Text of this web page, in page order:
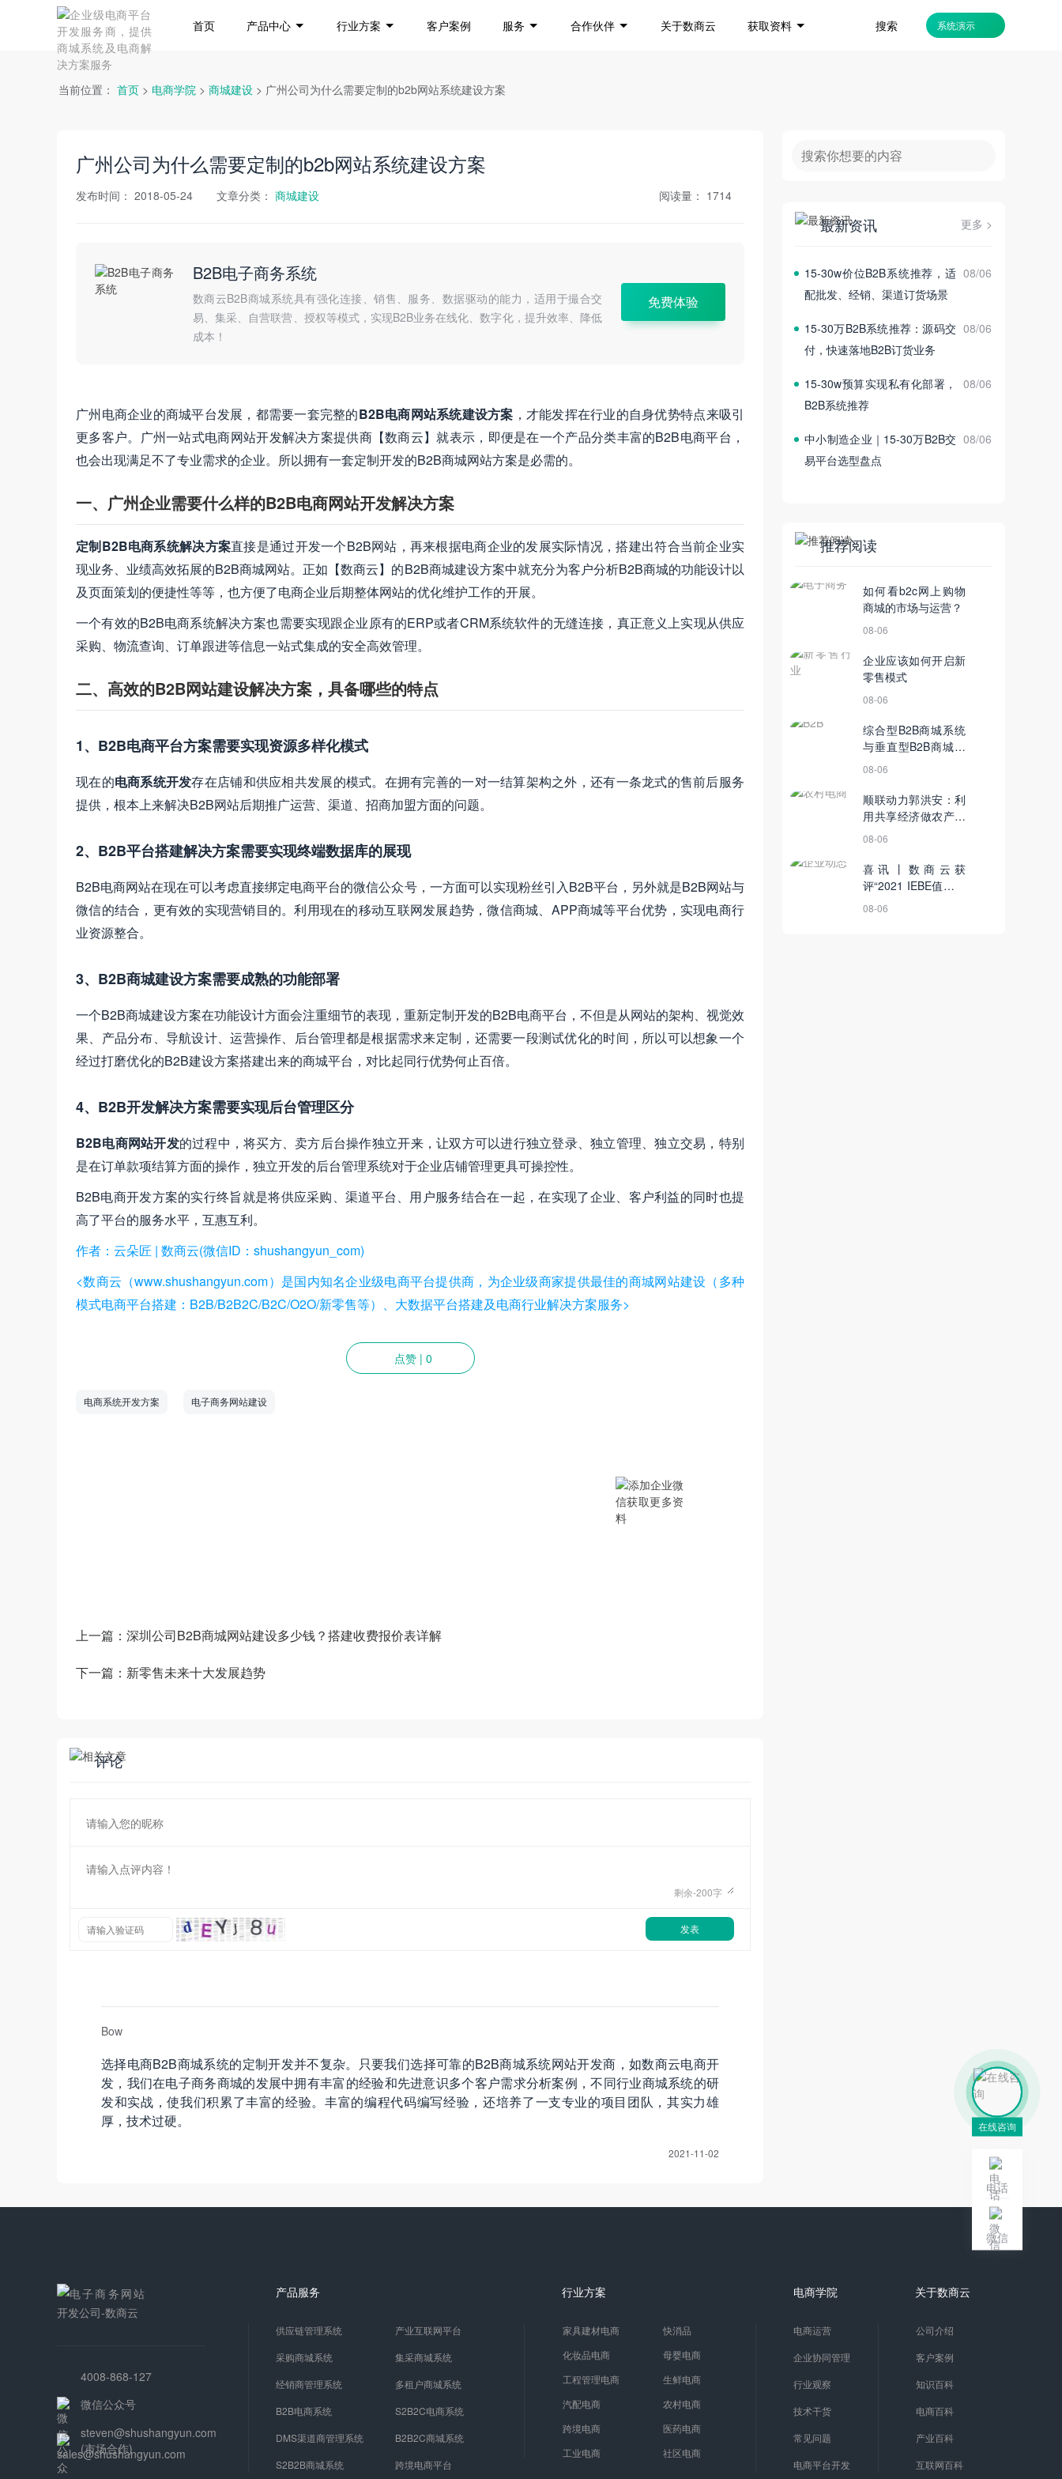
首页 产品中心 行业方案 客户案例 服务 合作伙伴 关于数商云 获取资料 搜索 系统演示
当前位置： 首页 > 电商学院 > 商城建设 > 广州公司为什么需要定制的b2b网站系统建设方案
广州公司为什么需要定制的b2b网站系统建设方案
发布时间： 2018-05-24 文章分类： 商城建设 阅读量： 1714
B2B电子商务系统
数商云B2B商城系统具有强化连接、销售、服务、数据驱动的能力，适用于撮合交
易、集采、自营联营、授权等模式，实现B2B业务在线化、数字化，提升效率、降低
成本！
免费体验
广州电商企业的商城平台发展，都需要一套完整的B2B电商网站系统建设方案 ，才能发挥在行业的自身优势特点来吸引
更多客户。广州一站式电商网站开发解决方案提供商【数商云】就表示，即便是在一个产品分类丰富的B2B电商平台，
也会出现满足不了专业需求的企业。所以拥有一套定制开发的B2B商城网站方案是必需的。
一、广州企业需要什么样的B2B电商网站开发解决方案
定制B2B电商系统解决方案直接是通过开发一个B2B网站，再来根据电商企业的发展实际情况，搭建出符合当前企业实
现业务、业绩高效拓展的B2B商城网站。正如【数商云】的B2B商城建设方案中就充分为客户分析B2B商城的功能设计以
及页面策划的便捷性等等，也方便了电商企业后期整体网站的优化维护工作的开展。
一个有效的B2B电商系统解决方案也需要实现跟企业原有的ERP或者CRM系统软件的无缝连接，真正意义上实现从供应
采购、物流查询、订单跟进等信息一站式集成的安全高效管理。
二、高效的B2B网站建设解决方案，具备哪些的特点
1、B2B电商平台方案需要实现资源多样化模式
现在的电商系统开发存在店铺和供应相共发展的模式。在拥有完善的一对一结算架构之外，还有一条龙式的售前后服务
提供，根本上来解决B2B网站后期推广运营、渠道、招商加盟方面的问题。
2、B2B平台搭建解决方案需要实现终端数据库的展现
B2B电商网站在现在可以考虑直接绑定电商平台的微信公众号，一方面可以实现粉丝引入B2B平台，另外就是B2B网站与
微信的结合，更有效的实现营销目的。利用现在的移动互联网发展趋势，微信商城、APP商城等平台优势，实现电商行
业资源整合。
3、B2B商城建设方案需要成熟的功能部署
一个B2B商城建设方案在功能设计方面会注重细节的表现，重新定制开发的B2B电商平台，不但是从网站的架构、视觉效
果、产品分布、导航设计、运营操作、后台管理都是根据需求来定制，还需要一段测试优化的时间，所以可以想象一个
经过打磨优化的B2B建设方案搭建出来的商城平台，对比起同行优势何止百倍。
4、B2B开发解决方案需要实现后台管理区分
B2B电商网站开发的过程中，将买方、卖方后台操作独立开来，让双方可以进行独立登录、独立管理、独立交易，特别
是在订单款项结算方面的操作，独立开发的后台管理系统对于企业店铺管理更具可操控性。
B2B电商开发方案的实行终旨就是将供应采购、渠道平台、用户服务结合在一起，在实现了企业、客户利益的同时也提
高了平台的服务水平，互惠互利。
作者：云朵匠 | 数商云(微信ID：shushangyun_com)
<数商云（www.shushangyun.com）是国内知名企业级电商平台提供商，为企业级商家提供最佳的商城网站建设（多种
模式电商平台搭建：B2B/B2B2C/B2C/O2O/新零售等）、大数据平台搭建及电商行业解决方案服务>
点赞 | 0
电商系统开发方案 电子商务网站建设
上一篇： 深圳公司B2B商城网站建设多少钱？搭建收费报价表详解
下一篇： 新零售未来十大发展趋势
评论
剩余-200字
发表
Bow
选择电商B2B商城系统的定制开发并不复杂。只要我们选择可靠的B2B商城系统网站开发商，如数商云电商开
发，我们在电子商务商城的发展中拥有丰富的经验和先进意识多个客户需求分析案例，不同行业商城系统的研
发和实战，使我们积累了丰富的经验。丰富的编程代码编写经验，还培养了一支专业的项目团队，其实力雄
厚，技术过硬。
2021-11-02
最新资讯 更多 >
15‑30w价位B2B系统推荐，适
配批发、经销、渠道订货场景
08/06
15‑30万B2B系统推荐：源码交
付，快速落地B2B订货业务
08/06
15‑30w预算实现私有化部署，
B2B系统推荐
08/06
中小制造企业｜15‑30万B2B交
易平台选型盘点
08/06
推荐阅读
如何看b2c网上购物
商城的市场与运营？
08-06
企业应该如何开启新
零售模式
08-06
综合型B2B商城系统
与垂直型B2B商城系
统孰优孰劣？
08-06
顺联动力郭洪安：利
用共享经济做农产品
电商
08-06
喜讯丨数商云获
评“2021 IEBE值得信
赖的新商业B2B服务
08-06
4008-868-127
微信公众号
steven@shushangyun.com
(市场合作)
产品服务
供应链管理系统
产业互联网平台
采购商城系统
集采商城系统
经销商管理系统
多租户商城系统
B2B电商系统
S2B2C电商系统
DMS渠道商管理系统
B2B2C商城系统
S2B2B商城系统
跨境电商平台
行业方案
家具建材电商
快消品
化妆品电商
母婴电商
工程管理电商
生鲜电商
汽配电商
农村电商
跨境电商
医药电商
工业电商
社区电商
电商学院
电商运营
企业协同管理
行业观察
技术干货
常见问题
电商平台开发
关于数商云
公司介绍
客户案例
知识百科
电商百科
产业百科
互联网百科
在线咨询
电话
微信